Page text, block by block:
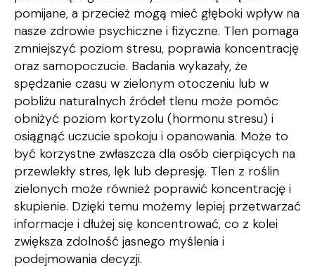
pomijane, a przecież mogą mieć głęboki wpływ na
nasze zdrowie psychiczne i fizyczne. Tlen pomaga
zmniejszyć poziom stresu, poprawia koncentrację
oraz samopoczucie. Badania wykazały, że
spędzanie czasu w zielonym otoczeniu lub w
pobliżu naturalnych źródeł tlenu może pomóc
obniżyć poziom kortyzolu (hormonu stresu) i
osiągnąć uczucie spokoju i opanowania. Może to
być korzystne zwłaszcza dla osób cierpiących na
przewlekły stres, lęk lub depresję. Tlen z roślin
zielonych może również poprawić koncentrację i
skupienie. Dzięki temu możemy lepiej przetwarzać
informacje i dłużej się koncentrować, co z kolei
zwiększa zdolność jasnego myślenia i
podejmowania decyzji.